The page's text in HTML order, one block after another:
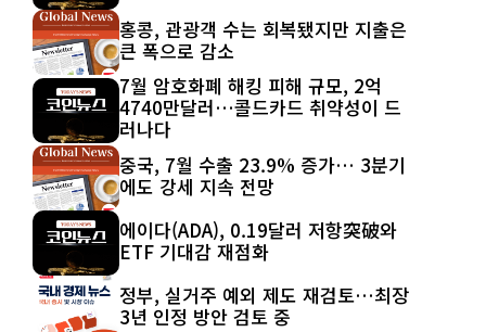
홍콩, 관광객 수는 회복됐지만 지출은
큰 폭으로 감소
7월 암호화폐 해킹 피해 규모, 2억
4740만달러…콜드카드 취약성이 드
러나다
중국, 7월 수출 23.9% 증가… 3분기
에도 강세 지속 전망
에이다(ADA), 0.19달러 저항突破와
ETF 기대감 재점화
정부, 실거주 예외 제도 재검토…최장
3년 인정 방안 검토 중